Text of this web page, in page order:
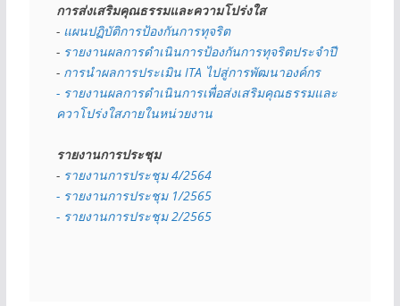
การส่งเสริมคุณธรรมและความโปร่งใส
- แผนปฏิบัติการป้องกันการทุจริต
- รายงานผลการดำเนินการป้องกันการทุจริตประจำปี
- การนำผลการประเมิน ITA ไปสู่การพัฒนาองค์กร
- รายงานผลการดำเนินการเพื่อส่งเสริมคุณธรรมและ
ควาโปร่งใสภายในหน่วยงาน
รายงานการประชุม
- รายงานการประชุม 4/2564
- รายงานการประชุม 1/2565
- รายงานการประชุม 2/2565